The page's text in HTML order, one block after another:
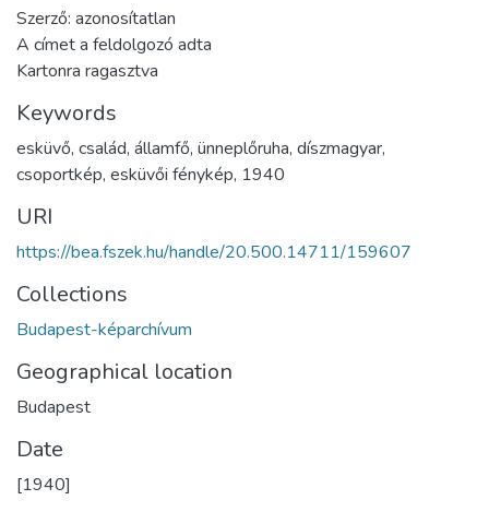
Szerző: azonosítatlan
A címet a feldolgozó adta
Kartonra ragasztva
Keywords
esküvő, család, államfő, ünneplőruha, díszmagyar,
csoportkép, esküvői fénykép, 1940
URI
https://bea.fszek.hu/handle/20.500.14711/159607
Collections
Budapest-képarchívum
Geographical location
Budapest
Date
[1940]